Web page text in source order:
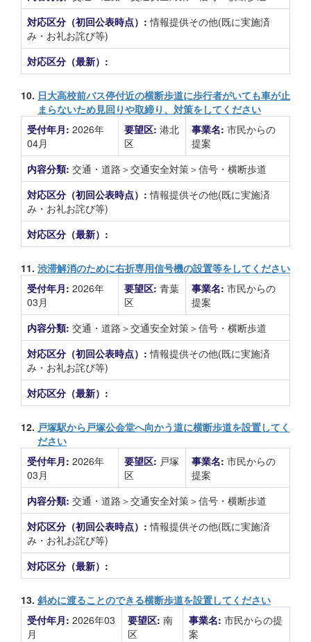
対応区分（初回公表時点）:情報提供その他(既に実施済
み・お礼お詫び等)
対応区分（最新）:
10. 日大高校前バス停付近の横断歩道に歩行者がいても車が止
まらないため見回りや取締り、対策をしてください
受付年月: 2026年
04月
要望区: 港北
区
事業名: 市民からの
提案
内容分類: 交通・道路＞交通安全対策＞信号・横断歩道
対応区分（初回公表時点）:情報提供その他(既に実施済
み・お礼お詫び等)
対応区分（最新）:
11. 渋滞解消のために右折専用信号機の設置等をしてください
受付年月: 2026年
03月
要望区: 青葉
区
事業名: 市民からの
提案
内容分類: 交通・道路＞交通安全対策＞信号・横断歩道
対応区分（初回公表時点）:情報提供その他(既に実施済
み・お礼お詫び等)
対応区分（最新）:
12. 戸塚駅から戸塚公会堂へ向かう道に横断歩道を設置してく
ださい
受付年月: 2026年
03月
要望区: 戸塚
区
事業名: 市民からの
提案
内容分類: 交通・道路＞交通安全対策＞信号・横断歩道
対応区分（初回公表時点）:情報提供その他(既に実施済
み・お礼お詫び等)
対応区分（最新）:
13. 斜めに渡ることのできる横断歩道を設置してください
受付年月: 2026年03
月
要望区: 南
区
事業名: 市民からの提
案